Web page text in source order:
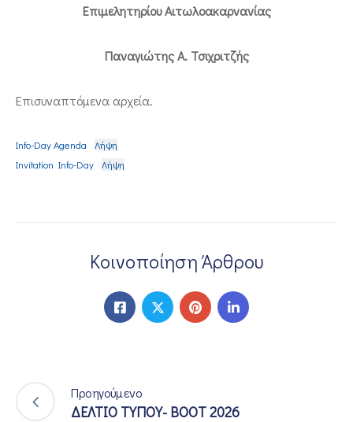
Επιμελητηρίου Αιτωλοακαρνανίας
Παναγιώτης Α. Τσιχριτζής
Επισυναπτόμενα αρχεία.
Info-Day Agenda
Λήψη
Invitation Info-Day
Λήψη
Κοινοποίηση Άρθρου
Προηγούμενο
ΔΕΛΤΙΟ ΤΥΠΟΥ- BOOT 2026